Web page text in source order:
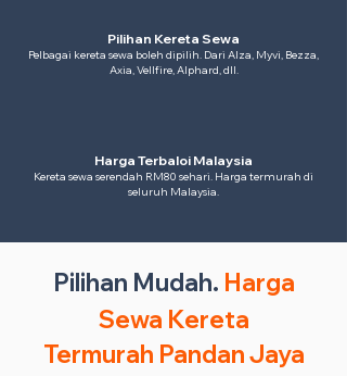
Pilihan Kereta Sewa
Pelbagai kereta sewa boleh dipilih. Dari Alza, Myvi, Bezza,
Axia, Vellfire, Alphard, dll.
Harga Terbaloi Malaysia
Kereta sewa serendah RM80 sehari. Harga termurah di
seluruh Malaysia.
Pilihan Mudah. Harga
Sewa Kereta
Termurah Pandan Jaya